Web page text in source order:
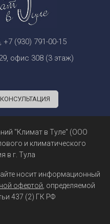
+7 (930) 791-00-15
офис 308 (3 этаж)
"Климат в Туле" (ООО
и климатического
в г. Тула
носит информационный
офертой , определяемой
437 (2) ГК РФ